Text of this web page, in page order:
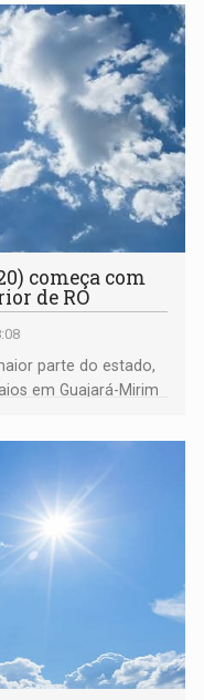
começa com
de RO
parte do estado,
em Guajará-Mirim